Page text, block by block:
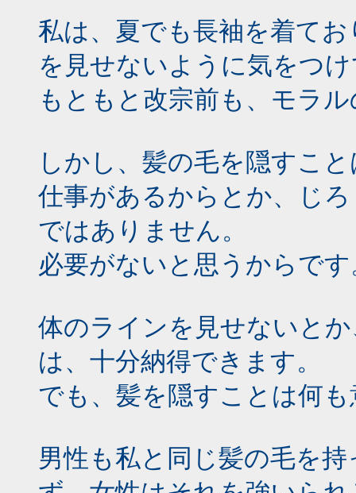
私は、夏でも長袖を着て
を見せないように気をつ
もともと改宗前も、モラ
しかし、髪の毛を隠すこ
仕事があるからとか、じ
ではありません。
必要がないと思うからです
体のラインを見せないと
は、十分納得できます。
でも、髪を隠すことは何
男性も私と同じ髪の毛を